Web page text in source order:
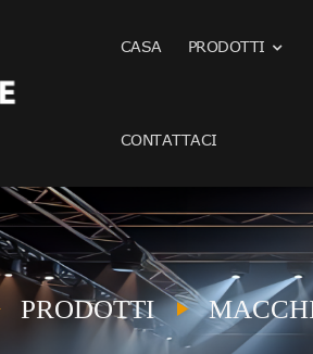
CASA PRODOTTI
CONTATTACI
PRODOTTI